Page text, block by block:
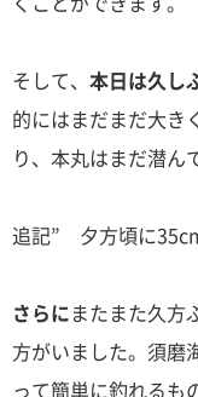
そして、 本日は久し
的にはまだまだ大き
り、本丸はまだ潜ん
追記” 夕方頃に
さらにまたまた久方
方がいました。須磨
って簡単に釣れるも